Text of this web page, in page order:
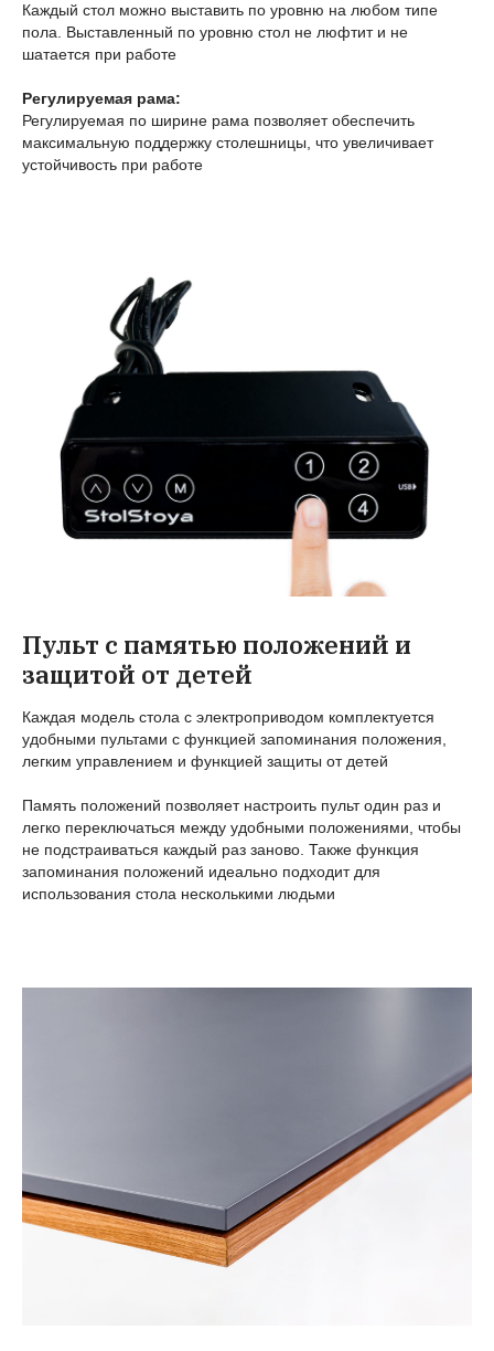
Каждый стол можно выставить по уровню на любом типе
пола. Выставленный по уровню стол не люфтит и не
шатается при работе
Регулируемая рама:
Регулируемая по ширине рама позволяет обеспечить
максимальную поддержку столешницы, что увеличивает
устойчивость при работе
Пульт с памятью положений и
защитой от детей
Каждая модель стола с электроприводом комплектуется
удобными пультами с функцией запоминания положения,
легким управлением и функцией защиты от детей
Память положений позволяет настроить пульт один раз и
легко переключаться между удобными положениями, чтобы
не подстраиваться каждый раз заново. Также функция
запоминания положений идеально подходит для
использования стола несколькими людьми